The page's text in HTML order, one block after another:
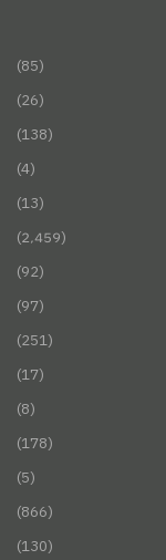
(85)
(26)
(138)
(4)
(13)
(2٬459)
(92)
(97)
(251)
(17)
(8)
(178)
(5)
(866)
(130)